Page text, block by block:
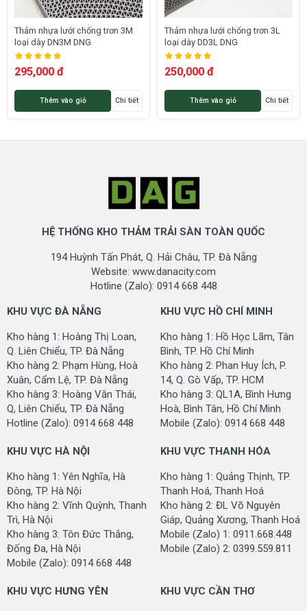
Tên mã sản phẩm:
Thảm lưới
Kích thước cuộn:
0.9m x 15m
1.2m x 15m
Độ dày:
4mm
Chất liệu:
Nhựa PVC nguyên sinh
Đỏ
Xanh lá
Xanh dương
- Chống trơn nhà vệ sinh, nhà tắm
- Chống trơn sàn bể bơi
- Chống trơn hiên nhà, ngoài sân khi trời mưa
CHÍNH SÁCH BÁN HÀNG CỦA CHÚNG TÔI
- Cam kết hàng hoá: Hàng mới 100%
- Cam kết bảo hành: Theo chính sách bảo hành của
công ty
- Cam kết đổi trả: Hàng hoá được đổi trả trong vòng 15
ngày nếu có bất cứ lỗi của nhà sản xuất
TỔNG KHO THẢM TRẢI SÀN
Trụ sở: 18/09 Lê Đình Lý, P. Vĩnh Trung, Q. Thanh Khê,
TP. Đà Nẵng
Websit: www.danacity.com.vn
Hotline (Zalo): 0914 668 448
KHU VỰC ĐÀ NẴNG
Thảm nhựa lưới chống trơn 3M
loại dày DN3M DNG
295,000 đ
Thêm vào giỏ Chi tiết
Thảm nhựa lưới chống trơn 3L
loại dày DD3L DNG
250,000 đ
Thêm vào giỏ Chi tiết
HỆ THỐNG KHO THẢM TRẢI SÀN TOÀN QUỐC
194 Huỳnh Tấn Phát, Q. Hải Châu, TP. Đà Nẵng
Website: www.danacity.com
Hotline (Zalo): 0914 668 448
KHU VỰC ĐÀ NẴNG
Kho hàng 1: Hoàng Thị Loan,
Q. Liên Chiểu, TP. Đà Nẵng
Kho hàng 2: Phạm Hùng, Hoà
Xuân, Cẩm Lệ, TP. Đà Nẵng
Kho hàng 3: Hoàng Văn Thái,
Q, Liên Chiểu, TP. Đà Nẵng
Hotline (Zalo): 0914 668 448
KHU VỰC HỒ CHÍ MINH
Kho hàng 1: Hồ Học Lãm, Tân
Bình, TP. Hồ Chí Minh
Kho hàng 2: Phan Huy Ích, P.
14, Q. Gò Vấp, TP. HCM
Kho hàng 3: QL1A, Bình Hưng
Hoà, Bình Tân, Hồ Chí Minh
Mobile (Zalo): 0914 668 448
KHU VỰC HÀ NỘI
Kho hàng 1: Yên Nghĩa, Hà
Đông, TP. Hà Nội
Kho hàng 2: Vĩnh Quỳnh, Thanh
Trì, Hà Nội
Kho hàng 3: Tôn Đức Thắng,
Đống Đa, Hà Nội
Mobile (Zalo): 0914 668 448
KHU VỰC THANH HÓA
Kho hàng 1: Quảng Thịnh, TP.
Thanh Hoá, Thanh Hoá
Kho hàng 2: ĐL Võ Nguyên
Giáp, Quảng Xương, Thanh Hoá
Mobile (Zalo) 1: 0911.668.448
Mobile (Zalo) 2: 0399.559.811
KHU VỰC HƯNG YÊN KHU VỰC CẦN THƠ